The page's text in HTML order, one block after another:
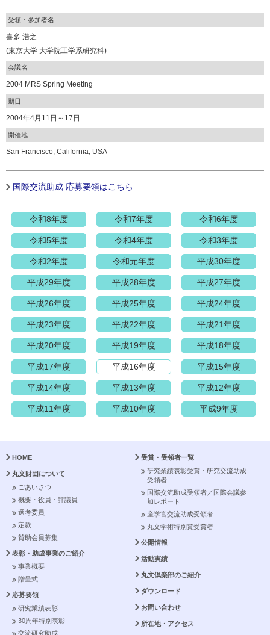
受領・参加者名
喜多 浩之
(東京大学 大学院工学系研究科)
会議名
2004 MRS Spring Meeting
期日
2004年4月11日～17日
開催地
San Francisco, California, USA
国際交流助成 応募要領はこちら
令和8年度 令和7年度 令和6年度
令和5年度 令和4年度 令和3年度
令和2年度 令和元年度 平成30年度
平成29年度 平成28年度 平成27年度
平成26年度 平成25年度 平成24年度
平成23年度 平成22年度 平成21年度
平成20年度 平成19年度 平成18年度
平成17年度 平成16年度 平成15年度
平成14年度 平成13年度 平成12年度
平成11年度 平成10年度 平成9年度
HOME
丸文財団について
ごあいさつ
概要・役員・評議員
選考委員
定款
賛助会員募集
表彰・助成事業のご紹介
事業概要
贈呈式
応募要領
研究業績表彰
30周年特別表彰
交流研究助成
受賞・受領者一覧
研究業績表彰受賞・研究交流助成
受領者
国際交流助成受領者／国際会議参
加レポート
産学官交流助成受領者
丸文学術特別賞受賞者
公開情報
活動実績
丸文倶楽部のご紹介
ダウンロード
お問い合わせ
所在地・アクセス